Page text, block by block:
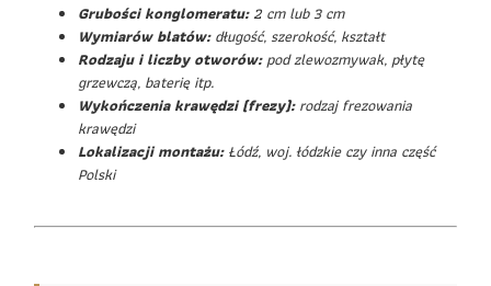
Grubości konglomeratu:2 cm lub 3 cm
Wymiarów blatów:długość, szerokość, kształt
Rodzaju i liczby otworów:pod zlewozmywak, płytę
grzewczą, baterię itp.
Wykończenia krawędzi (frezy):rodzaj frezowania
krawędzi
Lokalizacji montażu:Łódź, woj. łódzkie czy inna część
Polski